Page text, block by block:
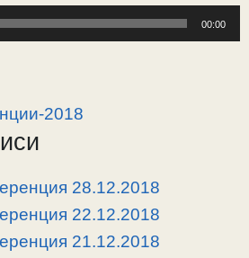
00:00
2018
28.12.2018
22.12.2018
21.12.2018